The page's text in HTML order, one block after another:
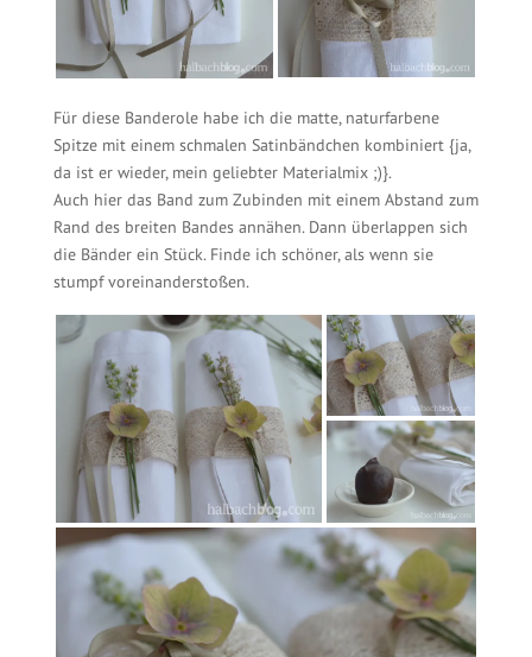
Für diese Banderole habe ich die matte, naturfarbene
Spitze mit einem schmalen Satinbändchen kombiniert {ja,
da ist er wieder, mein geliebter Materialmix ;)}.
Auch hier das Band zum Zubinden mit einem Abstand zum
Rand des breiten Bandes annähen. Dann überlappen sich
die Bänder ein Stück. Finde ich schöner, als wenn sie
stumpf voreinanderstoßen.